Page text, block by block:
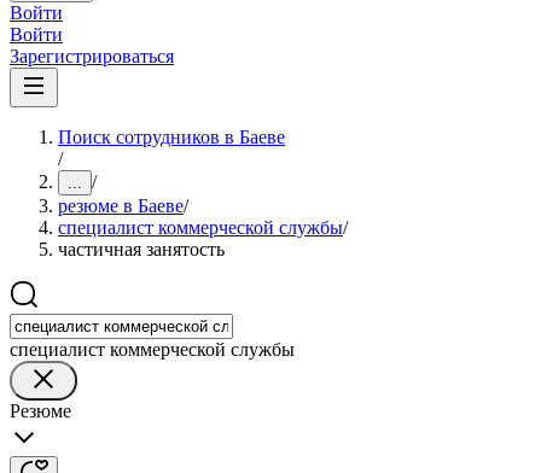
Войти
Войти
Зарегистрироваться
Поиск сотрудников в Баеве
/
... /
резюме в Баеве/
специалист коммерческой службы/
частичная занятость
специалист коммерческой службы
Резюме